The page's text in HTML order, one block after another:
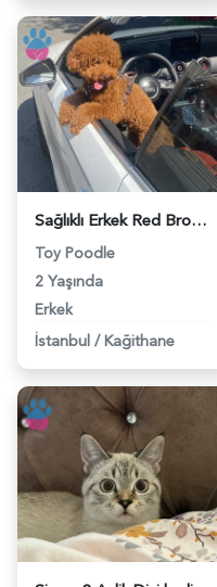
Sağlıklı Erkek Red Brown Poodle Eş Arıyor - 118984667
Toy Poodle
2 Yaşında
Erkek
İstanbul / Kağithane